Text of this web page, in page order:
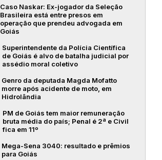
Caso Naskar: Ex-jogador da Seleção
Brasileira está entre presos em
operação que prendeu advogada em
Goiás
Superintendente da Polícia Científica
de Goiás é alvo de batalha judicial por
assédio moral coletivo
Genro da deputada Magda Mofatto
morre após acidente de moto, em
Hidrolândia
PM de Goiás tem maior remuneração
bruta média do país; Penal é 2ª e Civil
fica em 11º
Mega-Sena 3040: resultado e prêmios
para Goiás